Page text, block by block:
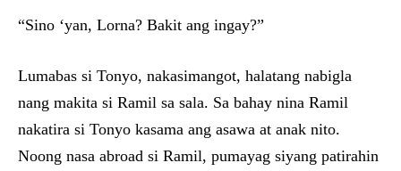
“Sino ‘yan, Lorna? Bakit ang ingay?”
Lumabas si Tonyo, nakasimangot, halatang nabigla
nang makita si Ramil sa sala. Sa bahay nina Ramil
nakatira si Tonyo kasama ang asawa at anak nito.
Noong nasa abroad si Ramil, pumayag siyang patirahin